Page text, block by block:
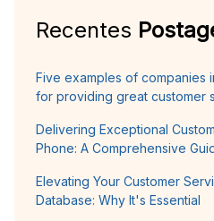
Recentes
Five examples of companies
for providing great customer
Delivering Exceptional
Phone: A Comprehensive
Elevating Your Customer
Database: Why It's Essential